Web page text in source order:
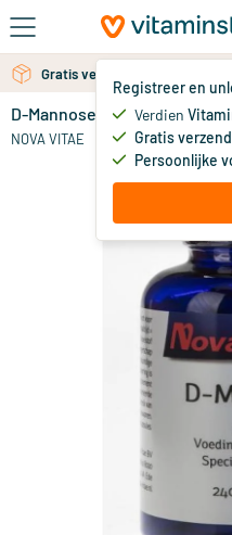
Ga naar de hoofdinhoud
Registreer en
Verdien
Gratis
Persoonlijke
Gratis verzending vanaf 25
Gratis persoonlijk advies via
D-Mannose 500 mg
NOVA VITAE